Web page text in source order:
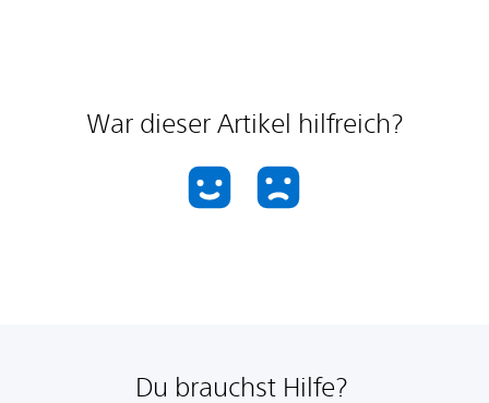
War dieser Artikel hilfreich?
Du brauchst Hilfe?